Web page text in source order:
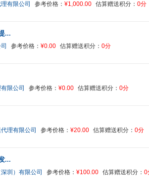
有限公司 参考价格： ¥1,000.00 估算赠送积分： 0分
...
参考价格： ¥0.00 估算赠送积分： 0分
限公司 参考价格： ¥0.00 估算赠送积分： 0分
理有限公司 参考价格： ¥20.00 估算赠送积分： 0分
...
圳）有限公司 参考价格： ¥100.00 估算赠送积分： 0